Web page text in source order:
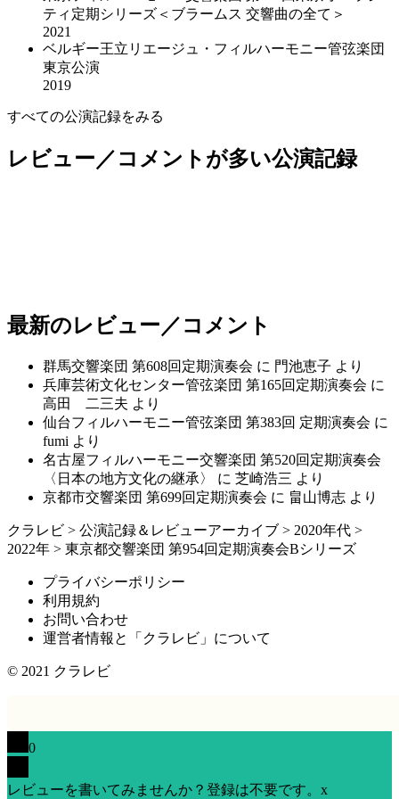
ティ定期シリーズ＜ブラームス 交響曲の全て＞
2021
ベルギー王立リエージュ・フィルハーモニー管弦楽団
東京公演
2019
すべての公演記録をみる
レビュー／コメントが多い公演記録
名古屋フィルハーモニー交響楽団 第520回定期演奏会
〈日本の地方文化の継承〉
2024年
最新のレビュー／コメント
群馬交響楽団 第608回定期演奏会 に 門池恵子 より
兵庫芸術文化センター管弦楽団 第165回定期演奏会 に
高田 二三夫 より
仙台フィルハーモニー管弦楽団 第383回 定期演奏会 に
fumi より
名古屋フィルハーモニー交響楽団 第520回定期演奏会
〈日本の地方文化の継承〉
に 芝崎浩三 より
京都市交響楽団 第699回定期演奏会 に 畠山博志 より
クラレビ > 公演記録＆レビューアーカイブ > 2020年代 >
2022年 > 東京都交響楽団 第954回定期演奏会Bシリーズ
プライバシーポリシー
利用規約
お問い合わせ
運営者情報と「クラレビ」について
© 2021 クラレビ
0
レビューを書いてみませんか？登録は不要です。 x